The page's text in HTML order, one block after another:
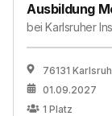
Ausbildung
beiKarlsruher
76131
01.09.2027
1 Platz